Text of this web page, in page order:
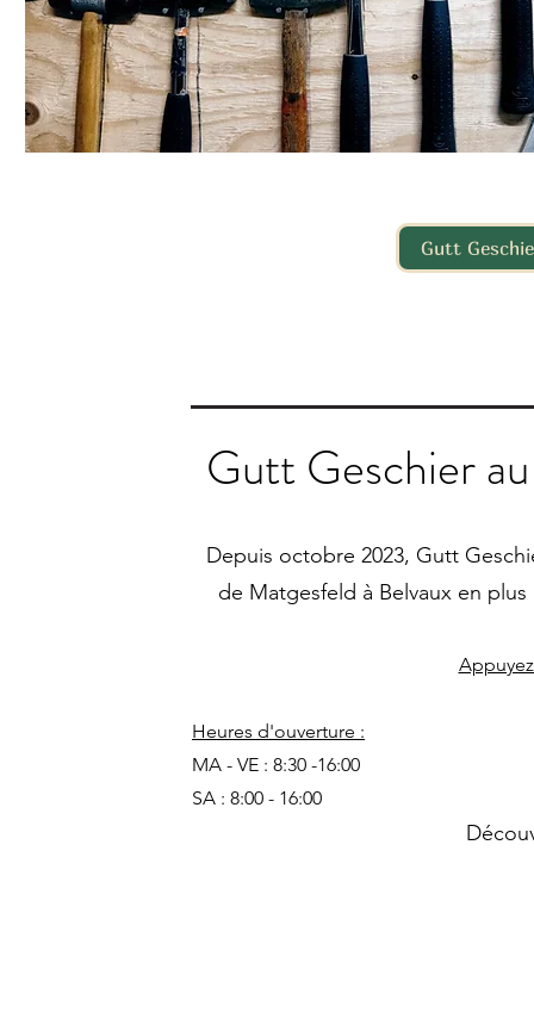
Gutt
Gutt Geschier
Depuis octobre 2023, Gutt
de Matgesfeld à Belvaux en
Heures d'ouverture :
MA - VE : 8:30 -16:00
SA : 8:00 - 16:00